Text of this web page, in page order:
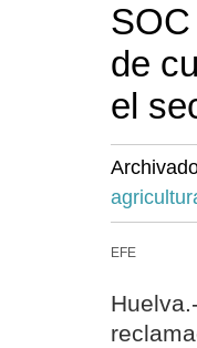
de
el
EFE